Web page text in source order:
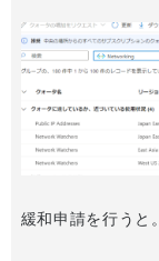
緩和申請を行うと